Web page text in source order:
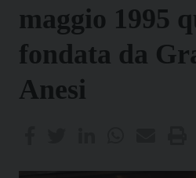
maggio 1995
fondata da
Anesi